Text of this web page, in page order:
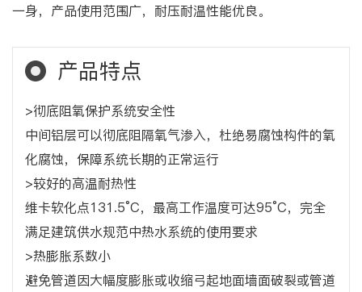
一身，产品使用范围广，耐压耐温性能优良。
产品特点
>彻底阻氧保护系统安全性
中间铝层可以彻底阻隔氧气渗入，杜绝易腐蚀构件的氧
化腐蚀，保障系统长期的正常运行
>较好的高温耐热性
维卡软化点131.5°C，最高工作温度可达95°C，完全
满足建筑供水规范中热水系统的使用要求
>热膨胀系数小
避免管道因大幅度膨胀或收缩弓起地面墙面破裂或管道